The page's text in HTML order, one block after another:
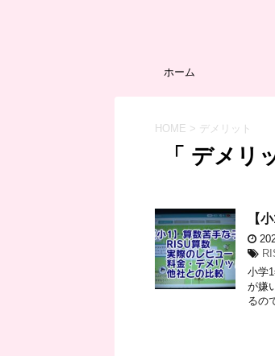
ホーム
HOME > デメリット
「 デメリ
【
小学
が嫌
るの